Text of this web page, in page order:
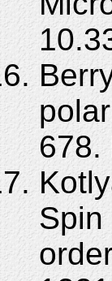
678.
Spin